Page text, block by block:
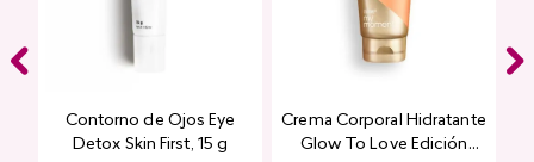
Contorno de Ojos Eye
Detox Skin First, 15 g
Crema Corporal Hidratante
Glow To Love Edición